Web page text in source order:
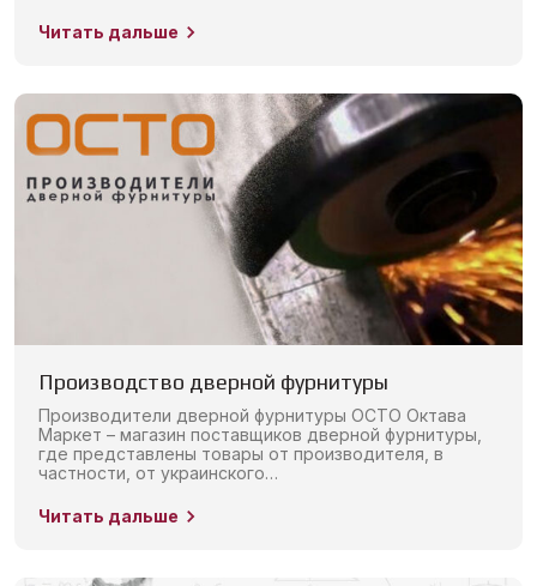
Читать дальше
Производство дверной фурнитуры
Производители дверной фурнитуры OCTO Октава
Маркет – магазин поставщиков дверной фурнитуры,
где представлены товары от производителя, в
частности, от украинского…
Читать дальше